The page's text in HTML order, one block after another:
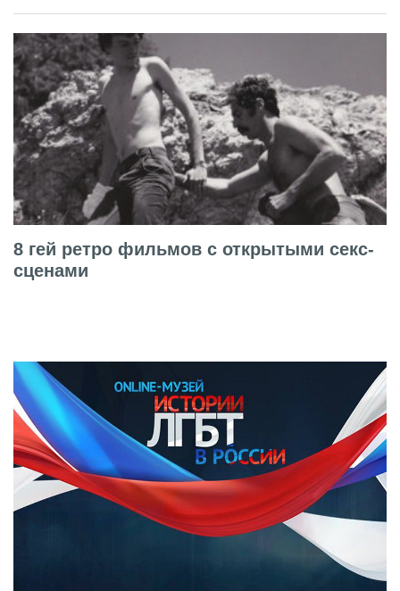
8 гей ретро фильмов с открытыми секс-
сценами